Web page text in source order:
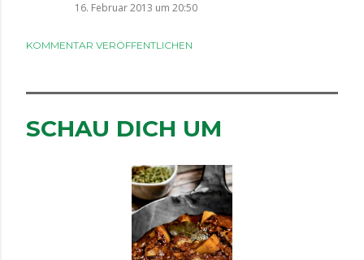
16. Februar 2013 um 20:50
KOMMENTAR VERÖFFENTLICHEN
SCHAU DICH UM